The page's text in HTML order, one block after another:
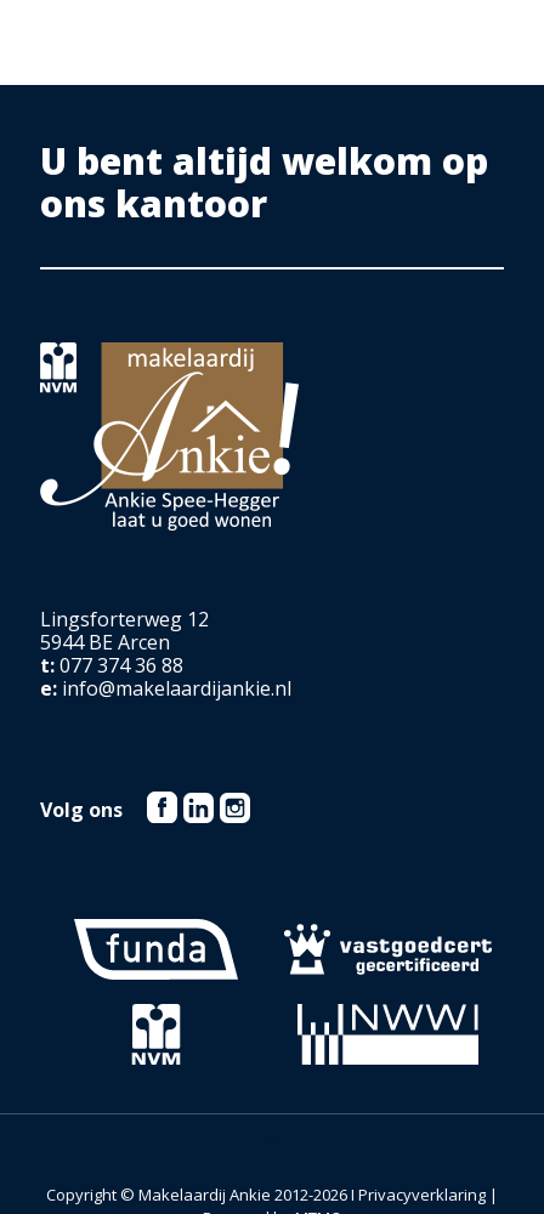
U bent altijd welkom op
ons kantoor
Lingsforterweg 12
5944 BE Arcen
t:077 374 36 88
e: info@makelaardijankie.nl
Volg ons
Copyright © Makelaardij Ankie 2012-2026 I Privacyverklaring |